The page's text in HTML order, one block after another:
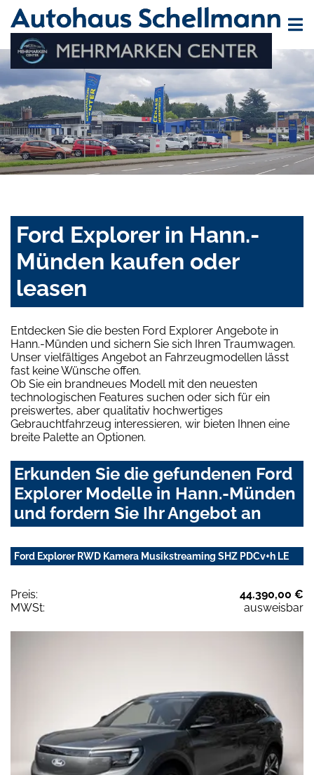
Ford Explorer in Hann.-
Münden kaufen oder
leasen
Entdecken Sie die besten Ford Explorer Angebote in
Hann.-Münden und sichern Sie sich Ihren Traumwagen.
Unser vielfältiges Angebot an Fahrzeugmodellen lässt
fast keine Wünsche offen.
Ob Sie ein brandneues Modell mit den neuesten
technologischen Features suchen oder sich für ein
preiswertes, aber qualitativ hochwertiges
Gebrauchtfahrzeug interessieren, wir bieten Ihnen eine
breite Palette an Optionen.
Erkunden Sie die gefundenen Ford
Explorer Modelle in Hann.-Münden
und fordern Sie Ihr Angebot an
Ford Explorer RWD Kamera Musikstreaming SHZ PDCv+h LE
Preis:
44.390,00 €
MWSt:
ausweisbar